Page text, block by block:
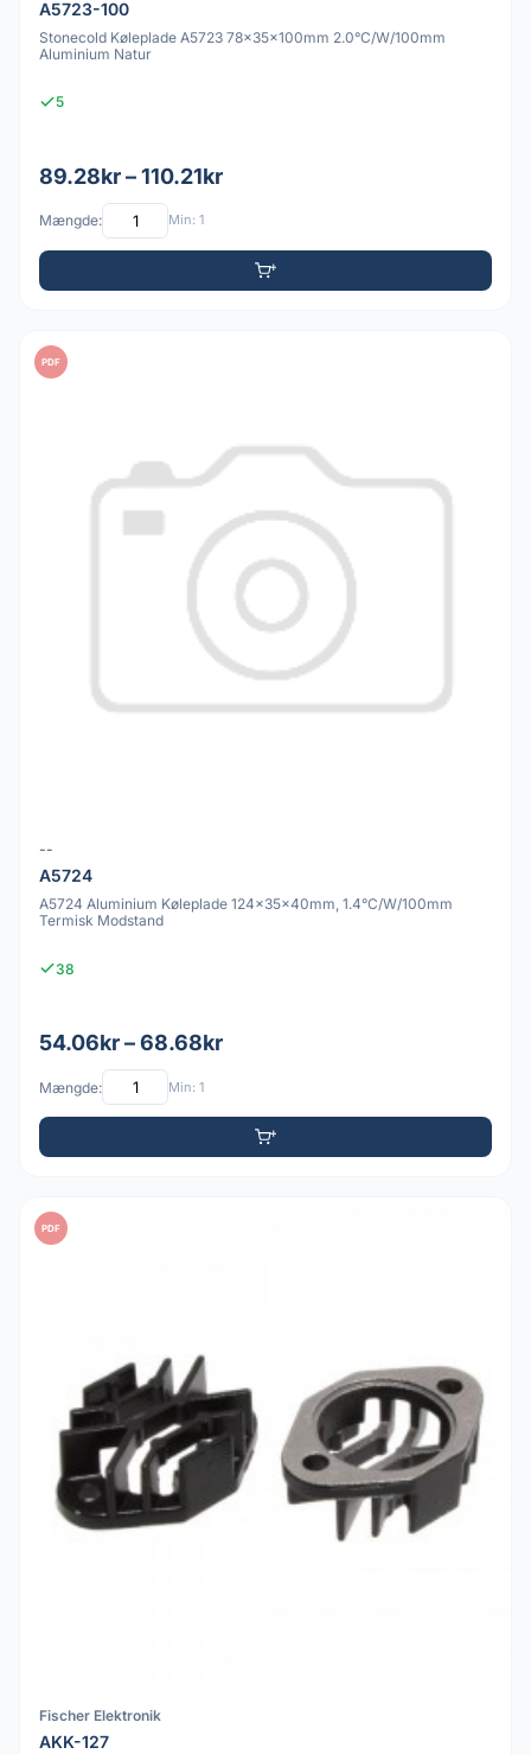
A5723-100
Stonecold Køleplade A5723 78x35x100mm 2.0°C/W/100mm
Aluminium Natur
5
89.28kr – 110.21kr
Mængde: Min: 1
PDF
--
A5724
A5724 Aluminium Køleplade 124x35x40mm, 1.4°C/W/100mm
Termisk Modstand
38
54.06kr – 68.68kr
Mængde: Min: 1
PDF
Fischer Elektronik
AKK-127